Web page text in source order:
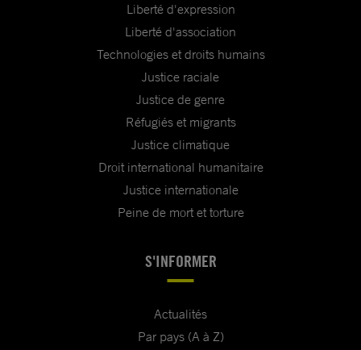
Liberté d'expression
Liberté d'association
Technologies et droits humains
Justice raciale
Justice de genre
Réfugiés et migrants
Justice climatique
Droit international humanitaire
Justice internationale
Peine de mort et torture
S'INFORMER
Actualités
Par pays (A à Z)